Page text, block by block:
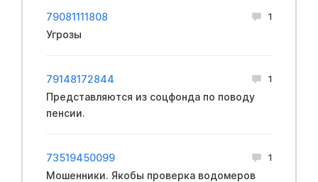
79081111808 1
Угрозы
79148172844 1
Представляются из соцфонда по поводу
пенсии.
73519450099 1
Мошенники. Якобы проверка водомеров